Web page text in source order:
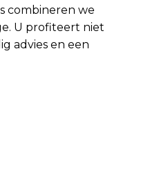
combineren we
U profiteert niet
advies en een